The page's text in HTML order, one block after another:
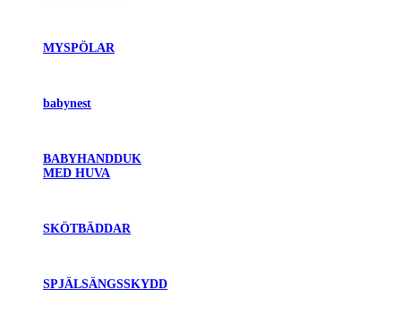
MYSPÖLAR
babynest
BABYHANDDUK
MED HUVA
SKÖTBÄDDAR
SPJÄLSÄNGSSKYDD